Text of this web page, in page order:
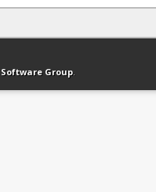
en haut Version bas-débit
Group.